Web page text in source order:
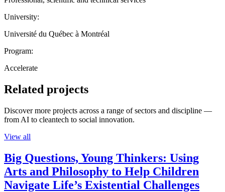
University:
Université du Québec à Montréal
Program:
Accelerate
Related projects
Discover more projects across a range of sectors and discipline —
from AI to cleantech to social innovation.
View all
Big Questions, Young Thinkers: Using
Arts and Philosophy to Help Children
Navigate Life’s Existential Challenges